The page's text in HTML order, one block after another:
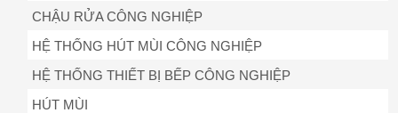
CHẬU RỬA CÔNG NGHIỆP
HỆ THỐNG HÚT MÙI CÔNG NGHIỆP
HỆ THỐNG THIẾT BỊ BẾP CÔNG NGHIỆP
HÚT MÙI